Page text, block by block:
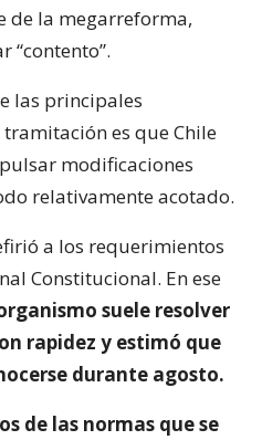
de la megarreforma,
“contento”.
las principales
es que Chile
modificaciones
relativamente acotado.
a los requerimientos
Constitucional. En ese
suele resolver
rapidez y estimó que
durante agosto.
de las normas que se